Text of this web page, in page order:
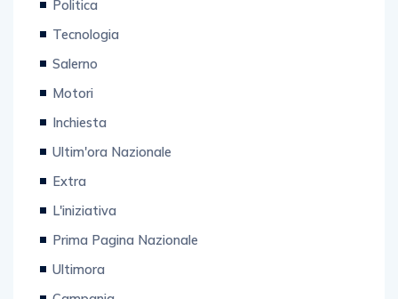
Tecnologia
Salerno
Motori
Inchiesta
Ultim'ora Nazionale
Extra
L'iniziativa
Prima Pagina Nazionale
Ultimora
Campania